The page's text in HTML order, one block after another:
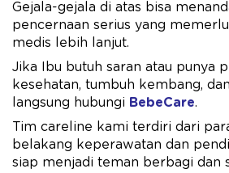
Gejala-gejala di atas bisa
pencernaan serius yang
medis lebih lanjut.
Jika Ibu butuh saran atau punya
kesehatan, tumbuh kembang,
langsung hubungi BebeCare.
Tim careline kami terdiri dari
belakang keperawatan dan
siap menjadi teman berbagi dan